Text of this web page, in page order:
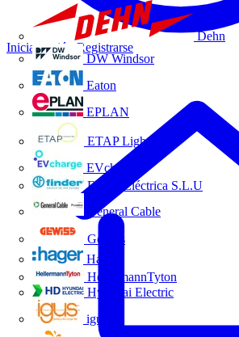
Dehn
DW Windsor
Eaton
EPLAN
ETAP Lighting
EVcharge
Finder Eléctrica S.L.U
General Cable
Gewiss
Hager
HellermannTyton
Hyundai Electric
igus
Iniciar sesión Registrarse